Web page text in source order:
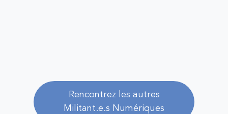
Rencontrez les autres
Militant.e.s Numériques